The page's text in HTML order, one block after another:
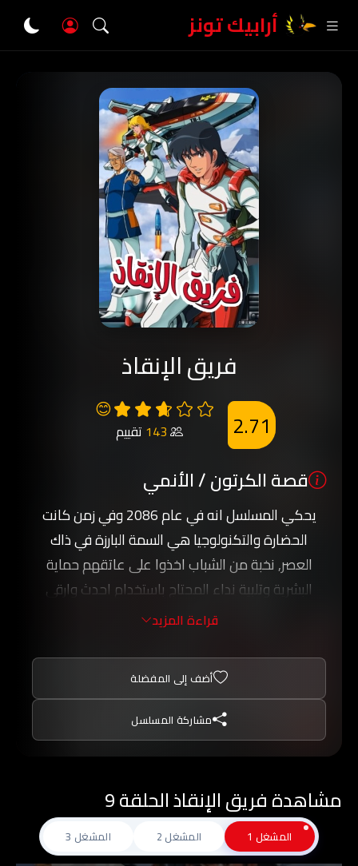
أرابيك تونز
فريق الإنقاذ
😊
143 تقييم 2.71
قصة الكرتون / الأنمي
يحكي المسلسل انه في عام 2086 وفي زمن كانت
الحضارة والتكنولوجيا هي السمة البارزة في ذاك
العصر, نخبة من الشباب اخذوا على عاتقهم حماية
البشرية وتلبية نداء المحتاج باستخدام احدث وارقى
المركبات الفضائية لحماية الضعيف وتحدي المستحيل.
قراءة المزيد
أضف إلى المفضلة
مشاركة المسلسل
مشاهدة فريق الإنقاذ الحلقة 9
المشغل 1 المشغل 2 المشغل 3